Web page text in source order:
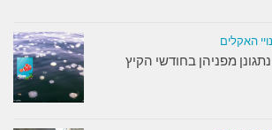
האקלים
מפניהן בחודשי הקיץ